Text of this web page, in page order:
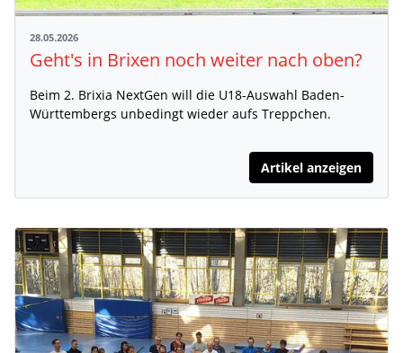
28.05.2026
Geht's in Brixen noch weiter nach oben?
Beim 2. Brixia NextGen will die U18-Auswahl Baden-
Württembergs unbedingt wieder aufs Treppchen.
Artikel anzeigen